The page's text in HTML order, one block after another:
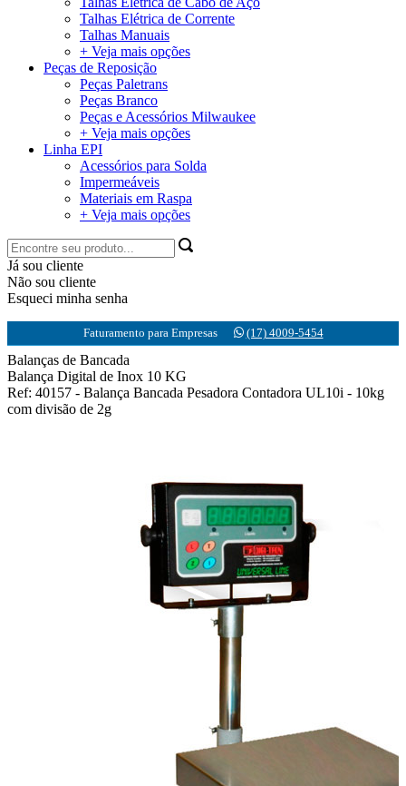
Talhas Elétrica de Corrente
Talhas Manuais
+ Veja mais opções
Peças de Reposição
Peças Paletrans
Peças Branco
Peças e Acessórios Milwaukee
+ Veja mais opções
Linha EPI
Acessórios para Solda
Impermeáveis
Materiais em Raspa
+ Veja mais opções
Já sou cliente
Não sou cliente
Esqueci minha senha
Faturamento para Empresas (17) 4009-5454
Balanças de Bancada
Balança Digital de Inox 10 KG
Ref: 40157 - Balança Bancada Pesadora Contadora UL10i - 10kg
com divisão de 2g